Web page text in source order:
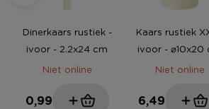
Dinerkaars rustiek -
ivoor - 2.2x24 cm
Niet online
0,99
Kaars rustiek
ivoor - ⌀10x20
Niet online
6,49